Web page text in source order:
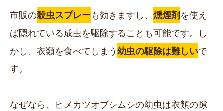
市販の殺虫スプレーも効きますし、 燻煙剤 を使え
ば隠れている成虫を駆除することも可能です。し
かし、衣類を食べてしまう幼虫の駆除は難しいで
す。
なぜなら、ヒメカツオブシムシの幼虫は衣類の隙